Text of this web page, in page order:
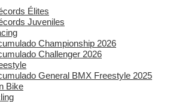
Élites
Juveniles
Championship 2026
Challenger 2026
General BMX Freestyle 2025
Bike